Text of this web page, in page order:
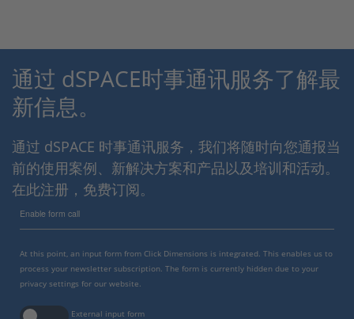
通过 dSPACE时事通讯服务了解最
新信息。
通过 dSPACE 时事通讯服务，我们将随时向您通报当
前的使用案例、新解决方案和产品以及培训和活动。
在此注册，免费订阅。
Enable form call
At this point, an input form from Click Dimensions is integrated. This enables us to
process your newsletter subscription. The form is currently hidden due to your
privacy settings for our website.
External input form